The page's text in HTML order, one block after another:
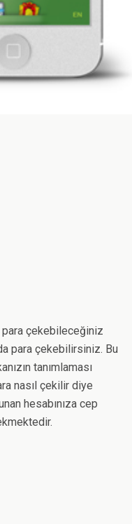
para çekebileceğiniz
para çekebilirsiniz. Bu
tanımlaması
nasıl çekilir diye
hesabınıza cep